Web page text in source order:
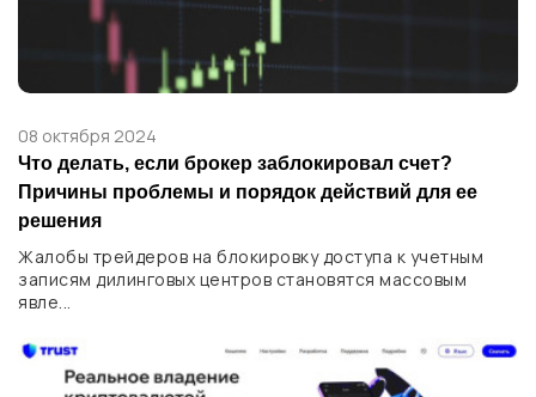
08 октября 2024
Что делать, если брокер заблокировал счет?
Причины проблемы и порядок действий для ее
решения
Жалобы трейдеров на блокировку доступа к учетным
записям дилинговых центров становятся массовым
явле...